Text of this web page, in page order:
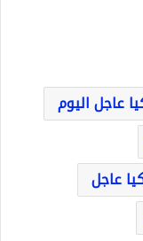
عاجل اليوم
عاجل